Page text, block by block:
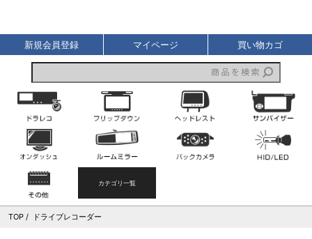
新規会員登録 マイページ 買い物カゴ
フリップダウンモニター ヘッドレストモニター
オンダッシュモニター ルームミラーモニター バックカメラ
カテゴリ一覧
TOP ドライブレコーダー